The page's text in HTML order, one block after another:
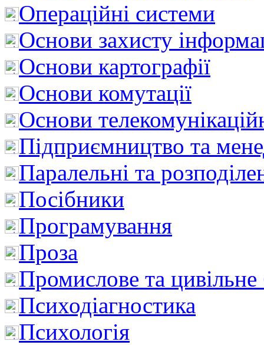
Операційні системи
Основи захисту
Основи картографії
Основи комутації
Основи
Підприємництво та
Паралельні та
Посібники
Програмування
Проза
Промислове та цивільне
Психодіагностика
Психологія